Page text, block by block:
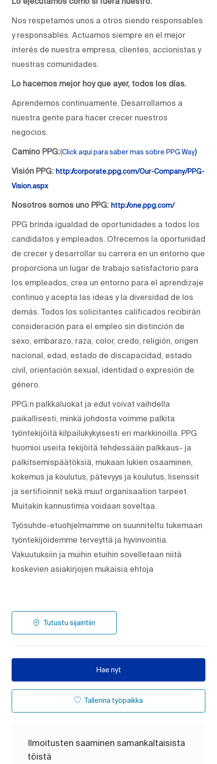
Nos respetamos unos a otros siendo responsables
y responsables. Actuamos siempre en el mejor
interés de nuestra empresa, clientes, accionistas y
nuestras comunidades.
Lo hacemos mejor hoy que ayer, todos los días.
Aprendemos continuamente. Desarrollamos a
nuestra gente para hacer crecer nuestros
negocios.
Camino PPG:(Click aqui para saber mas sobre PPG Way)
Visión PPG: http://corporate.ppg.com/Our-Company/PPG-
Vision.aspx
Nosotros somos uno PPG: http://one.ppg.com/
PPG brinda igualdad de oportunidades a todos los
candidatos y empleados. Ofrecemos la oportunidad
de crecer y desarrollar su carrera en un entorno que
proporciona un lugar de trabajo satisfactorio para
los empleados, crea un entorno para el aprendizaje
continuo y acepta las ideas y la diversidad de los
demás. Todos los solicitantes calificados recibirán
consideración para el empleo sin distinción de
sexo, embarazo, raza, color, credo, religión, origen
nacional, edad, estado de discapacidad, estado
civil, orientación sexual, identidad o expresión de
género.
PPG:n palkkaluokat ja edut voivat vaihdella
paikallisesti, minkä johdosta voimme palkita
työntekijöitä kilpailukykyisesti eri markkinoilla. PPG
huomioi useita tekijöitä tehdessään palkkaus- ja
palkitsemispäätöksiä, mukaan lukien osaaminen,
kokemus ja koulutus, pätevyys ja koulutus, lisenssit
ja sertifioinnit sekä muut organisaation tarpeet.
Muitakin kannustimia voidaan soveltaa.
Työsuhde-etuohjelmamme on suunniteltu tukemaan
työntekijöidemme terveyttä ja hyvinvointia.
Vakuutuksiin ja muihin etuihin sovelletaan niitä
koskevien asiakirjojen mukaisia ehtoja
Tutustu sijaintiin
Hae nyt
Tallenna työpaikka
Ilmoitusten saaminen samankaltaisista
töistä